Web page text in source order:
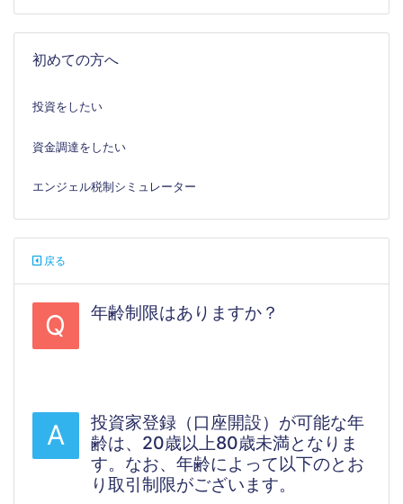
初めての方へ
投資をしたい
資金調達をしたい
エンジェル税制シミュレーター
戻る
Q 年齢制限はありますか？
A
投資家登録（口座開設）が可能な年
齢は、20歳以上80歳未満となりま
す。なお、年齢によって以下のとお
り取引制限がございます。